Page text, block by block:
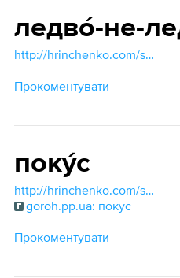
ледво́-не-
http://hrinchenko.com/slovar/znachenie-slova/26045-ledve.html#show_point
Прокоментувати
поку́с
http://hrinchenko.com/slovar/znachenie-slova/42755-pokus.html#show_point
goroh.pp.ua: покус
Прокоментувати